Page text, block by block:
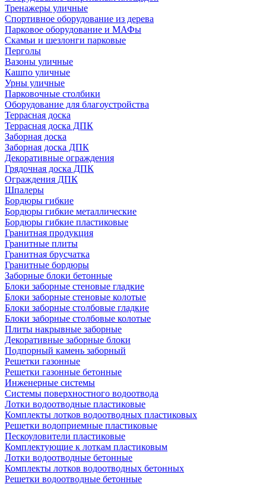
Тренажеры уличные
Спортивное оборудование из дерева
Парковое оборудование и МАФы
Скамьи и шезлонги парковые
Перголы
Вазоны уличные
Кашпо уличные
Урны уличные
Парковочные столбики
Оборудование для благоустройства
Террасная доска
Террасная доска ДПК
Заборная доска
Заборная доска ДПК
Декоративные ограждения
Грядочная доска ДПК
Ограждения ДПК
Шпалеры
Бордюры гибкие
Бордюры гибкие металлические
Бордюры гибкие пластиковые
Гранитная продукция
Гранитные плиты
Гранитная брусчатка
Гранитные бордюры
Заборные блоки бетонные
Блоки заборные стеновые гладкие
Блоки заборные стеновые колотые
Блоки заборные столбовые гладкие
Блоки заборные столбовые колотые
Плиты накрывные заборные
Декоративные заборные блоки
Подпорный камень заборный
Решетки газонные
Решетки газонные бетонные
Инженерные системы
Системы поверхностного водоотвода
Лотки водоотводные пластиковые
Комплекты лотков водоотводных пластиковых
Решетки водоприемные пластиковые
Пескоуловители пластиковые
Комплектующие к лоткам пластиковым
Лотки водоотводные бетонные
Комплекты лотков водоотводных бетонных
Решетки водоотводные бетонные